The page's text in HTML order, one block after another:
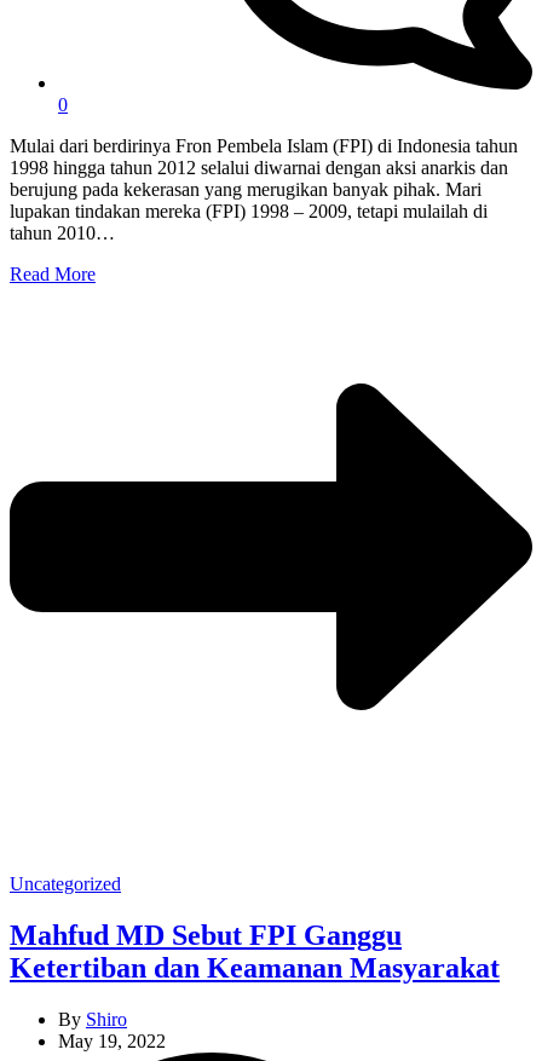
0
Mulai dari berdirinya Fron Pembela Islam (FPI) di Indonesia tahun
1998 hingga tahun 2012 selalui diwarnai dengan aksi anarkis dan
berujung pada kekerasan yang merugikan banyak pihak. Mari
lupakan tindakan mereka (FPI) 1998 – 2009, tetapi mulailah di
tahun 2010…
Read More
Categories
Uncategorized
Mahfud MD Sebut FPI Ganggu
Ketertiban dan Keamanan Masyarakat
By Shiro
May 19, 2022